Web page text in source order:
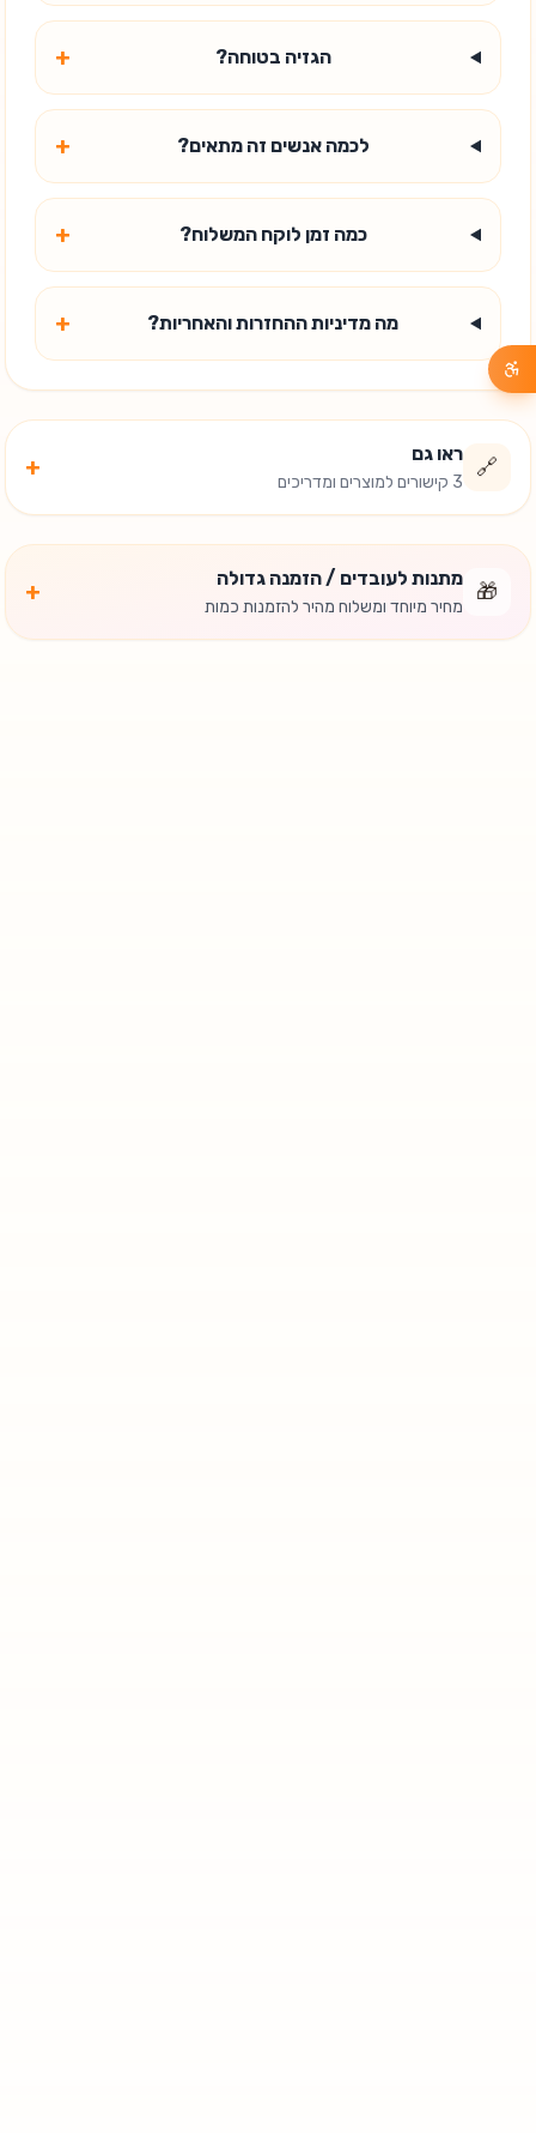
הגזיה בטוחה? +
לכמה אנשים זה מתאים? +
כמה זמן לוקח המשלוח? +
מה מדיניות ההחזרות והאחריות? +
🔗
ראו גם
3 קישורים למוצרים ומדריכים
+
🎁
מתנות לעובדים / הזמנה גדולה
מחיר מיוחד ומשלוח מהיר להזמנות כמות
+